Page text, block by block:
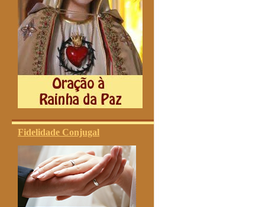
Fidelidade Conjugal